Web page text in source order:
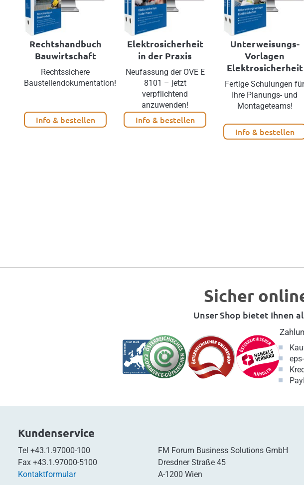
Rechtshandbuch
Bauwirtschaft
Rechtssichere
Baustellendokumentation!
Info & bestellen
Elektrosicherheit
in der Praxis
Neufassung der OVE E
8101 – jetzt
verpflichtend
anzuwenden!
Info & bestellen
Unterweisungs-
Vorlagen
Elektrosicherheit
Fertige Schulungen
Ihre Planungs- und
Montageteams!
Info & bestellen
Sicher
Unser Shop bietet Ihnen
Kundenservice
Tel +43.1.97000-100
Fax +43.1.97000-5100
Kontaktformular
FM Forum Business Solutions GmbH
Dresdner Straße 45
A-1200 Wien